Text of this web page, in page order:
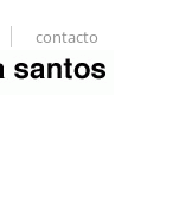
contacto